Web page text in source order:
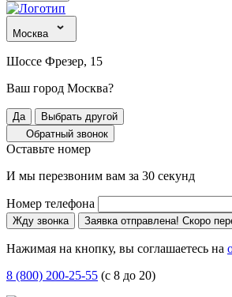
Москва
Шоссе Фрезер, 15
Ваш город Москва?
Да
Выбрать другой
Обратный звонок
Оставьте номер
И мы перезвоним вам за 30 секунд
Номер телефона
Жду звонка Заявка отправлена! Скоро
Нажимая на кнопку, вы соглашаетесь на
8 (800) 200-25-55 (с 8 до 20)